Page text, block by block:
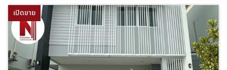
เปิดขาย